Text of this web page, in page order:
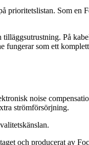
prioritetslistan. Som en
På
fungerar som ett komplett
noise
strömförsörjning.
och producerat av